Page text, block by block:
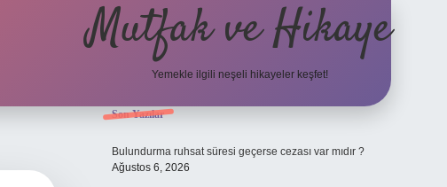
Mutfak ve Hikaye
Yemekle ilgili neşeli hikayeler keşfet!
Sidebar
Son Yazılar
Bulundurma ruhsat süresi geçerse cezası var mıdır ?
Ağustos 6, 2026